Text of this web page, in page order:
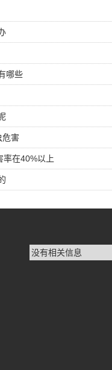
哪些
危害
率在40%以上
没有相关信息